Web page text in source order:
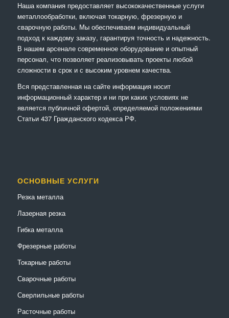
Наша компания предоставляет высококачественные услуги
металлообработки, включая токарную, фрезерную и
сварочную работы. Мы обеспечиваем индивидуальный
подход к каждому заказу, гарантируя точность и надежность.
В нашем арсенале современное оборудование и опытный
персонал, что позволяет реализовывать проекты любой
сложности в срок и с высоким уровнем качества.
Вся представленная на сайте информация носит
информационный характер и ни при каких условиях не
является публичной офертой, определяемой положениями
Статьи 437 Гражданского кодекса РФ.
ОСНОВНЫЕ УСЛУГИ
Резка металла
Лазерная резка
Гибка металла
Фрезерные работы
Токарные работы
Сварочные работы
Сверлильные работы
Расточные работы